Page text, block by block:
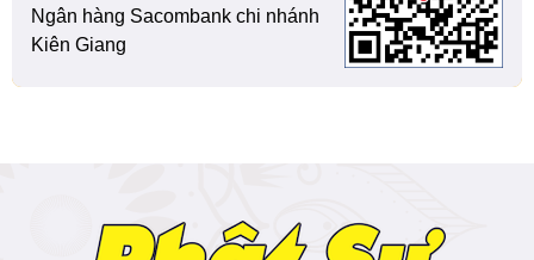
Ngân hàng Sacombank chi nhánh
Kiên Giang